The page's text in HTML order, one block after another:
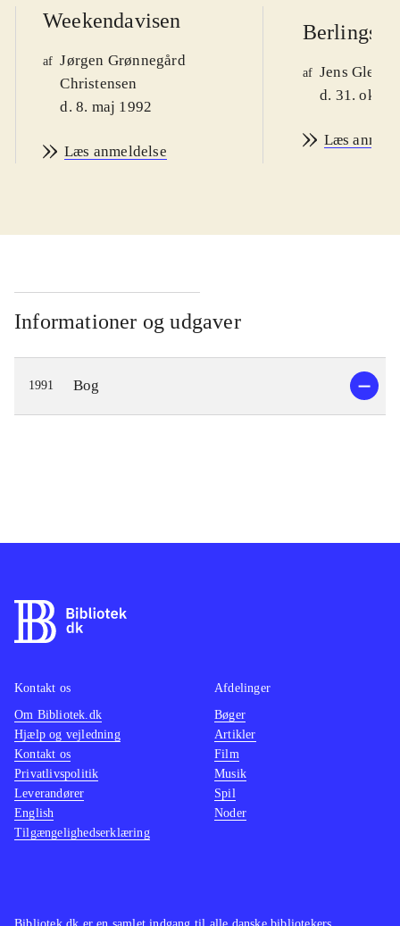
Weekendavisen
af Jørgen Grønnegård
Christensen
d. 8. maj 1992
Læs anmeldelse
af Jens
d. 31. okt.
Læs
Informationer og udgaver
1991 Bog
Kontakt os
Om Bibliotek.dk
Hjælp og vejledning
Kontakt os
Privatlivspolitik
Leverandører
English
Tilgængelighedserklæring
Afdelinger
Bøger
Artikler
Film
Musik
Spil
Noder